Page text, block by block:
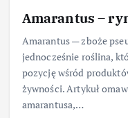
Amarantus –
Amarantus — zboże
jednocześnie roślina,
pozycję wśród
żywności. Artykuł
amarantusa,…